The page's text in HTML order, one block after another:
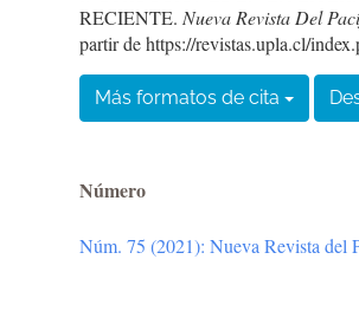
RECIENTE.Nueva Revista Del
partir de https://revistas.upla.cl/
Más formatos de cita
Número
Núm. 75 (2021): Nueva Revista del